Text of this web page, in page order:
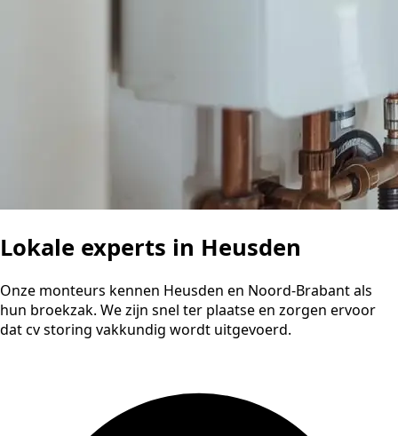
Lokale experts in Heusden
Onze monteurs kennen Heusden en Noord-Brabant als
hun broekzak. We zijn snel ter plaatse en zorgen ervoor
dat cv storing vakkundig wordt uitgevoerd.